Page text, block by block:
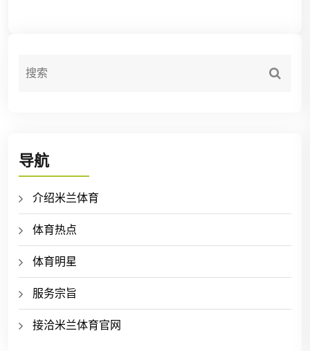
导航
介绍米兰体育
体育热点
体育明星
服务宗旨
接洽米兰体育官网